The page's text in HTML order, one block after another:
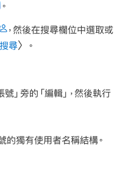
。
，然後在搜尋欄位中選取或
尋〉。
號 」旁的「編輯」，然後執行
的獨有使用者名稱結構。